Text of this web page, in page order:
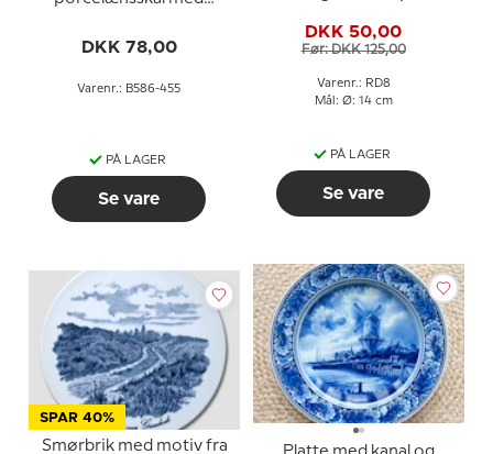
DKK 78,00
Varenr.: B586-455
PÅ LAGER
Se vare
DKK 50,00
Før: DKK 125,00
Varenr.: RD8
Mål: Ø: 14 cm
PÅ LAGER
Se vare
SPAR 40%
Smørbrik med motiv fra